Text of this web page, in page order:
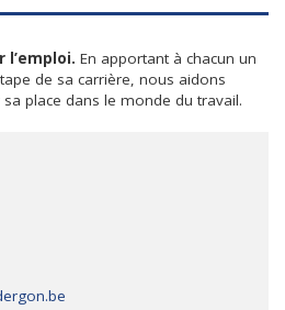
l’emploi. En apportant à chacun un
de sa carrière, nous aidons
place dans le monde du travail.